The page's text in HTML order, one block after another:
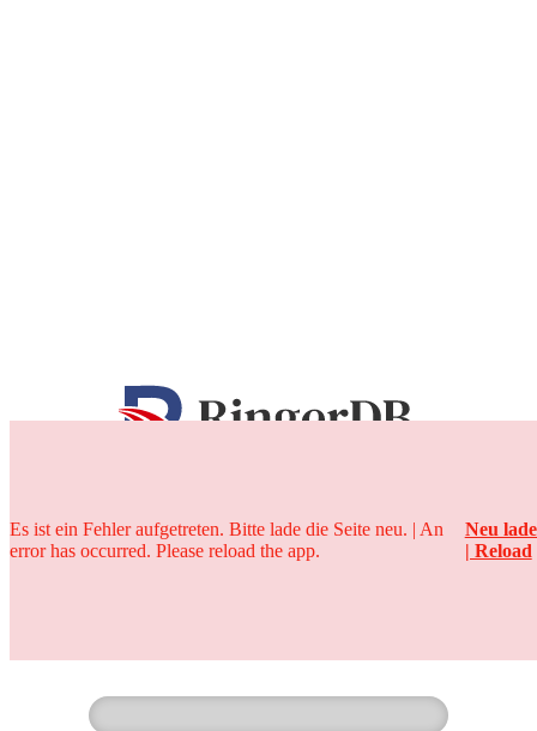
25 Jahre
Es ist ein Fehler aufgetreten. Bitte lade die Seite neu. | An
error has occurred. Please reload the app.
Neu
| Reload